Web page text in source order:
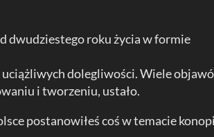
dwudziestego roku życia w formie
uciążliwych dolegliwości. Wiele
i tworzeniu, ustało.
postanowiłeś coś w temacie konopi